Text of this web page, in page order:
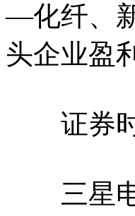
—化纤、
头企业盈
证券
三星电